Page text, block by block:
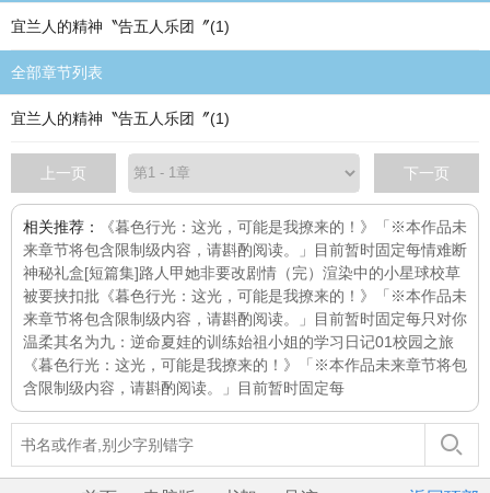
宜兰人的精神〝告五人乐团〞(1)
全部章节列表
宜兰人的精神〝告五人乐团〞(1)
上一页 下一页
相关推荐：
《暮色行光：这光，可能是我撩来的！》「※本作品未
来章节将包含限制级内容，请斟酌阅读。」目前暂时固定每情难断
神秘礼盒[短篇集]路人甲她非要改剧情（完） 渲染中的小星球校草
被要挟扣批 《暮色行光：这光，可能是我撩来的！》「※本作品未
来章节将包含限制级内容，请斟酌阅读。」目前暂时固定每只对你
温柔其名为九：逆命夏娃的训练始祖小姐的学习日记01校园之旅
《暮色行光：这光，可能是我撩来的！》「※本作品未来章节将包
含限制级内容，请斟酌阅读。」目前暂时固定每